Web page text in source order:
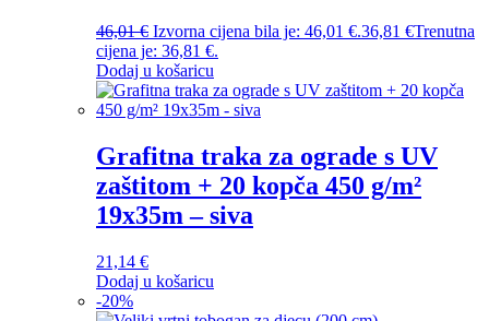
46,01€ Izvorna cijena bila je: 46,01 €.36,81 €Trenutna
cijena je: 36,81 €.
Dodaj u košaricu
Grafitna traka za ograde s UV
zaštitom + 20 kopča 450 g/m²
19x35m – siva
21,14 €
Dodaj u košaricu
-20%